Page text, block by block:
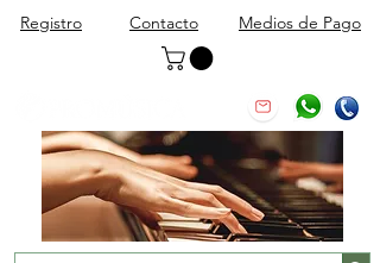
Registro Contacto Medios de Pago